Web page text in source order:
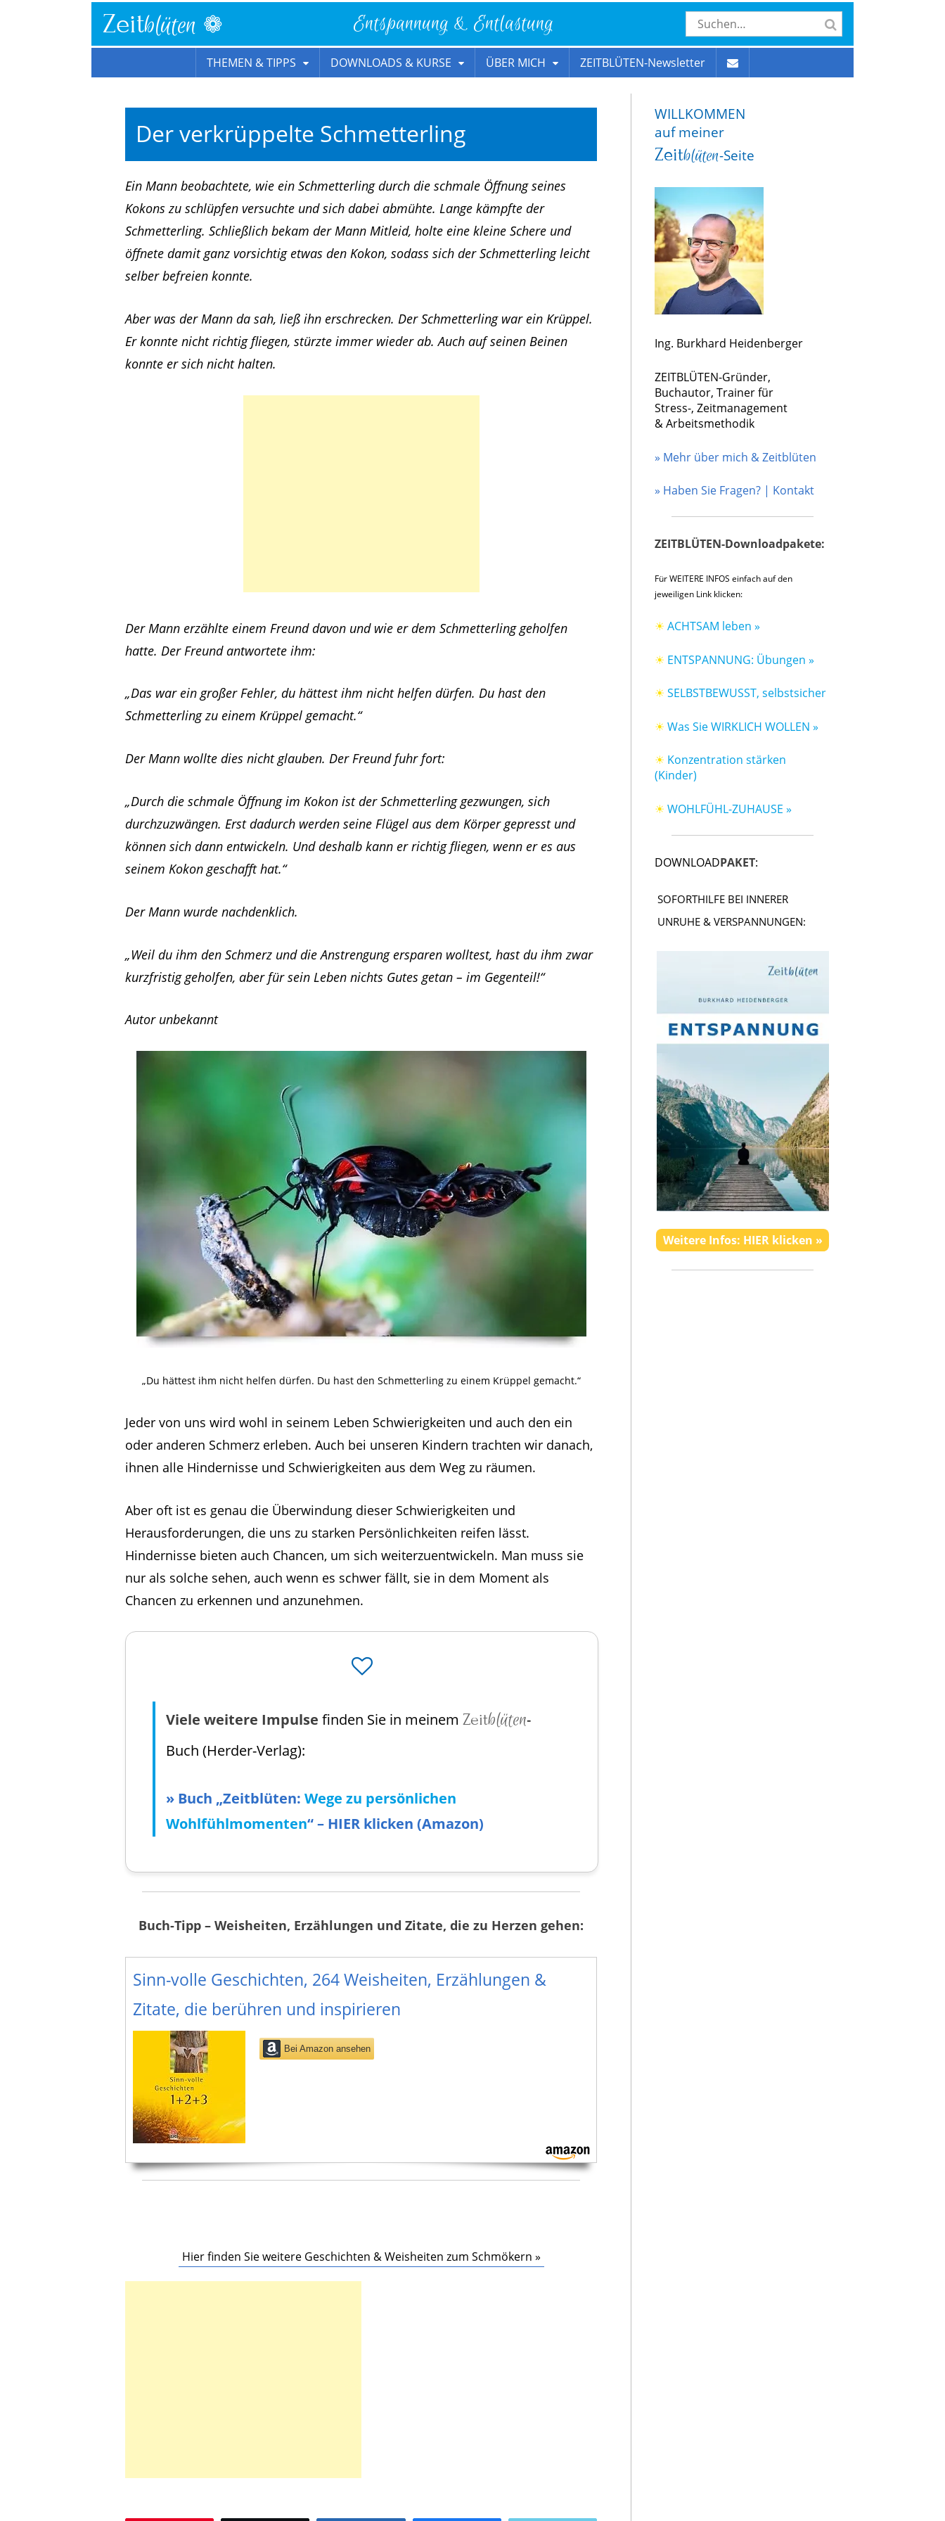
Zeitblüten ❁ Entspannung & Entlastung
THEMEN & TIPPS DOWNLOADS & KURSE ÜBER MICH ZEITBLÜTEN-Newsletter
Der verkrüppelte Schmetterling
Ein Mann beobachtete, wie ein Schmetterling durch die schmale Öffnung seines
Kokons zu schlüpfen versuchte und sich dabei abmühte. Lange kämpfte der
Schmetterling. Schließlich bekam der Mann Mitleid, holte eine kleine Schere und
öffnete damit ganz vorsichtig etwas den Kokon, sodass sich der Schmetterling leicht
selber befreien konnte.
Aber was der Mann da sah, ließ ihn erschrecken. Der Schmetterling war ein Krüppel.
Er konnte nicht richtig fliegen, stürzte immer wieder ab. Auch auf seinen Beinen
konnte er sich nicht halten.
Der Mann erzählte einem Freund davon und wie er dem Schmetterling geholfen
hatte. Der Freund antwortete ihm:
„Das war ein großer Fehler, du hättest ihm nicht helfen dürfen. Du hast den
Schmetterling zu einem Krüppel gemacht.“
Der Mann wollte dies nicht glauben. Der Freund fuhr fort:
„Durch die schmale Öffnung im Kokon ist der Schmetterling gezwungen, sich
durchzuzwängen. Erst dadurch werden seine Flügel aus dem Körper gepresst und
können sich dann entwickeln. Und deshalb kann er richtig fliegen, wenn er es aus
seinem Kokon geschafft hat.“
Der Mann wurde nachdenklich.
„Weil du ihm den Schmerz und die Anstrengung ersparen wolltest, hast du ihm zwar
kurzfristig geholfen, aber für sein Leben nichts Gutes getan – im Gegenteil!“
Autor unbekannt
„Du hättest ihm nicht helfen dürfen. Du hast den Schmetterling zu einem Krüppel gemacht.“
Jeder von uns wird wohl in seinem Leben Schwierigkeiten und auch den ein
oder anderen Schmerz erleben. Auch bei unseren Kindern trachten wir danach,
ihnen alle Hindernisse und Schwierigkeiten aus dem Weg zu räumen.
Aber oft ist es genau die Überwindung dieser Schwierigkeiten und
Herausforderungen, die uns zu starken Persönlichkeiten reifen lässt.
Hindernisse bieten auch Chancen, um sich weiterzuentwickeln. Man muss sie
nur als solche sehen, auch wenn es schwer fällt, sie in dem Moment als
Chancen zu erkennen und anzunehmen.
Viele weitere Impulse finden Sie in meinem Zeitblüten-
Buch (Herder-Verlag):
» Buch „Zeitblüten: Wege zu persönlichen
Wohlfühlmomenten“– HIER klicken (Amazon)
Buch-Tipp – Weisheiten, Erzählungen und Zitate, die zu Herzen gehen:
Sinn-volle Geschichten, 264 Weisheiten, Erzählungen &
Zitate, die berühren und inspirieren
Bei Amazon ansehen
Hier finden Sie weitere Geschichten & Weisheiten zum Schmökern »
WILLKOMMEN
auf meiner
Zeitblüten-Seite
Ing. Burkhard Heidenberger
ZEITBLÜTEN-Gründer,
Buchautor, Trainer für
Stress-, Zeitmanagement
& Arbeitsmethodik
» Mehr über mich & Zeitblüten
» Haben Sie Fragen? | Kontakt
ZEITBLÜTEN-Downloadpakete:
Für WEITERE INFOS einfach auf den
jeweiligen Link klicken:
☀ ACHTSAM leben »
☀ ENTSPANNUNG: Übungen »
☀ SELBSTBEWUSST, selbstsicher
☀ Was Sie WIRKLICH WOLLEN »
☀ Konzentration stärken
(Kinder)
☀ WOHLFÜHL-ZUHAUSE »
DOWNLOADPAKET:
SOFORTHILFE BEI INNERER
UNRUHE & VERSPANNUNGEN:
Weitere Infos: HIER klicken »